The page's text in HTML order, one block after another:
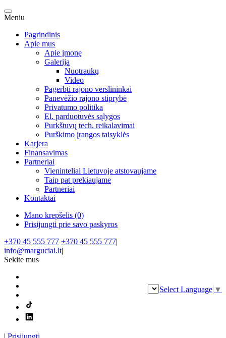
Meniu
Pagrindinis
Apie mus
Apie įmonę
Galerija
Nuotraukų
Video
Pagerbti rajono verslininkai
Panevėžio rajono stiprybė
Privatumo politika
El. parduotuvės sąlygos
Purkštuvų tech. reikalavimai
Purškimo įrangos taisyklės
Karjera
Finansavimas
Partneriai
Vieninteliai Lietuvoje atstovaujame
Taip pat prekiaujame
Partneriai
Kontaktai
Mano krepšelis (0)
Prisijungti prie savo paskyros
+370 45 555 777 +370 45 555 777|
info@marguciai.lt|
Sekite mus
| Prisijungti
| Select Language ▼